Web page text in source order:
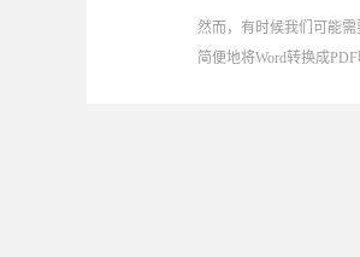
然而，有时候我们可能需
简便地将Word转换成